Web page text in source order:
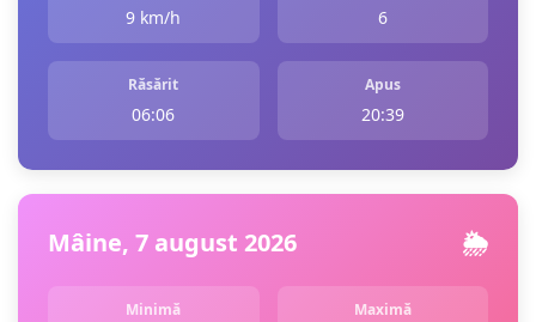
9 km/h 6
Răsărit
06:06
Apus
20:39
Mâine, 7 august 2026 🌦️
Minimă Maximă